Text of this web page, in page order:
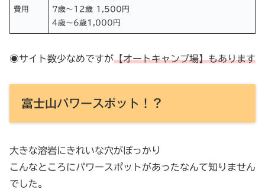
費用
7歳〜12歳 1,500円
4歳〜6歳1,000円
◉サイト数少なめですが【オートキャンプ場】もあります
富士山パワースポット！？
大きな溶岩にきれいな穴がぽっかり
こんなところにパワースポットがあったなんて知りません
でした。